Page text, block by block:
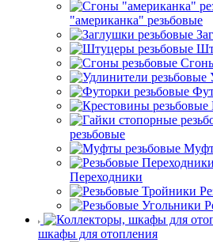
"американка" резьбовые
резьбовые
Переходники
шкафы для отопления